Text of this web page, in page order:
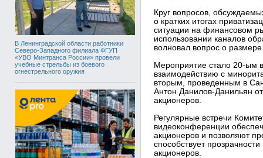
В Ленинградской области работники
Северо-Западного филиала ФГУП
«УВО Минтранса России» провели
учебные стрельбы из боевого
огнестрельного оружия
Круг вопросов,
о кратких итогах
ситуации на финансовом
использовании каналов
волновал вопрос о
Мероприятие стало 20-ым
взаимодействию с
вторым, проведенным в
Антон Данилов-Данильян
акционеров.
Регулярные встречи
видеоконференции
акционеров и позволяют
способствует
акционеров.